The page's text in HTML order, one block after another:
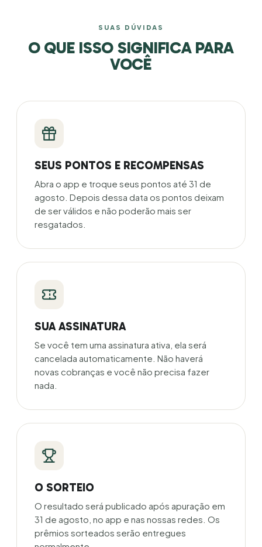
SUAS DÚVIDAS
O QUE ISSO SIGNIFICA PARA
VOCÊ
SEUS PONTOS E RECOMPENSAS
Abra o app e troque seus pontos até 31 de
agosto. Depois dessa data os pontos deixam
de ser válidos e não poderão mais ser
resgatados.
SUA ASSINATURA
Se você tem uma assinatura ativa, ela será
cancelada automaticamente. Não haverá
novas cobranças e você não precisa fazer
nada.
O SORTEIO
O resultado será publicado após apuração em
31 de agosto, no app e nas nossas redes. Os
prêmios sorteados serão entregues